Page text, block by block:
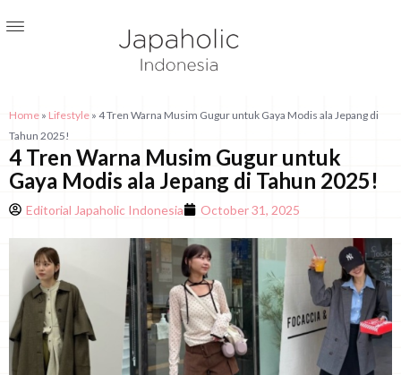
Home » Lifestyle » 4 Tren Warna Musim Gugur untuk Gaya Modis ala Jepang di
Tahun 2025!
4 Tren Warna Musim Gugur untuk
Gaya Modis ala Jepang di Tahun 2025!
Editorial Japaholic Indonesia October 31, 2025